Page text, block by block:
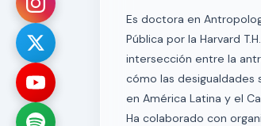
Es doctora en
Pública por la Harvard
intersección entre la
cómo las desigualdades
en América Latina y el
Ha colaborado con